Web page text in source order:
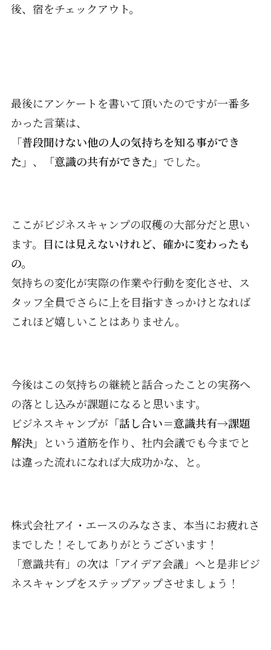
後、宿をチェックアウト。
最後にアンケートを書いて頂いたのですが一番多
かった言葉は、
「普段聞けない他の人の気持ちを知る事ができ
た」 、 「意識の共有ができた」 でした。
ここがビジネスキャンプの収穫の大部分だと思い
ます。 目には見えないけれど、確かに変わったも
の。
気持ちの変化が実際の作業や行動を変化させ、ス
タッフ全員でさらに上を目指すきっかけとなれば
これほど嬉しいことはありません。
今後はこの気持ちの継続と話合ったことの実務へ
の落とし込みが課題になると思います。
ビジネスキャンプが 「話し合い＝意識共有→課題
解決」
という道筋を作り、社内会議でも今までと
は違った流れになれば大成功かな、と。
株式会社アイ・エースのみなさま、本当にお疲れさ
までした！そしてありがとうございます！
「意識共有」の次は「アイデア会議」へと是非ビジ
ネスキャンプをステップアップさせましょう！